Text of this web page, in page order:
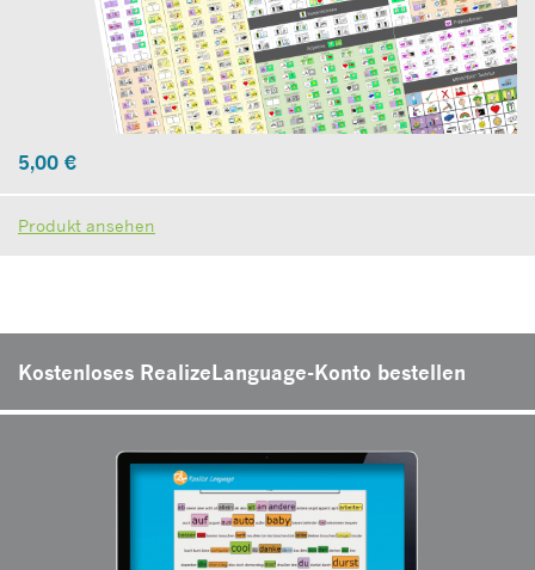
5,00 €
Produkt ansehen
Kostenloses RealizeLanguage-Konto bestellen